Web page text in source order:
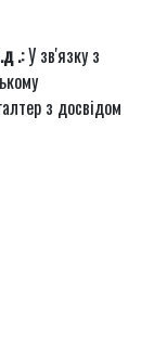
.:У зв'язку з
з досвідом